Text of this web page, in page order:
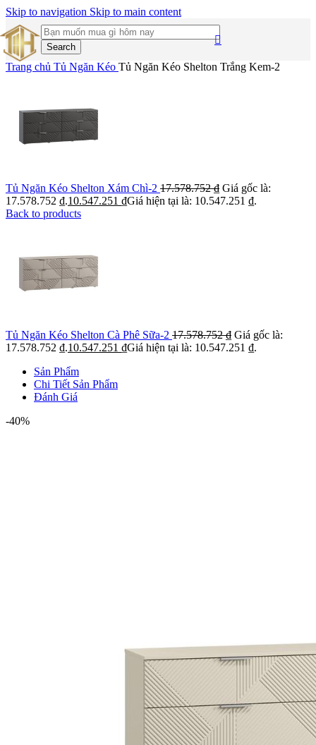
Skip to navigation Skip to main content
Search
Trang chủ Tủ Ngăn Kéo Tủ Ngăn Kéo Shelton Trắng Kem-2
Tủ Ngăn Kéo Shelton Xám Chì-2 17.578.752₫ Giá gốc là:
17.578.752 ₫.10.547.251 ₫Giá hiện tại là: 10.547.251 ₫.
Back to products
Tủ Ngăn Kéo Shelton Cà Phê Sữa-2 17.578.752₫ Giá gốc là:
17.578.752 ₫.10.547.251 ₫Giá hiện tại là: 10.547.251 ₫.
Sản Phẩm
Chi Tiết Sản Phẩm
Đánh Giá
-40%